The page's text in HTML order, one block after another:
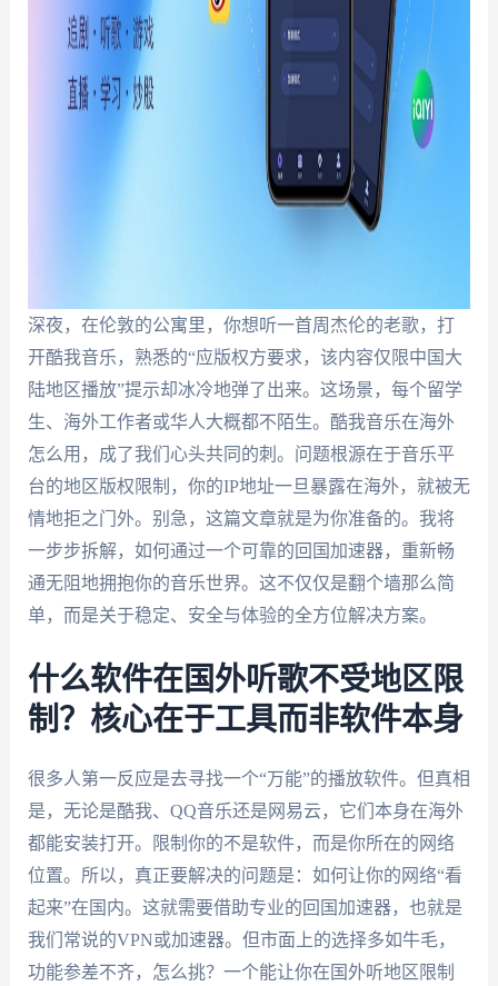
深夜，在伦敦的公寓里，你想听一首周杰伦的老歌，打
开酷我音乐，熟悉的“应版权方要求，该内容仅限中国大
陆地区播放”提示却冰冷地弹了出来。这场景，每个留学
生、海外工作者或华人大概都不陌生。酷我音乐在海外
怎么用，成了我们心头共同的刺。问题根源在于音乐平
台的地区版权限制，你的IP地址一旦暴露在海外，就被无
情地拒之门外。别急，这篇文章就是为你准备的。我将
一步步拆解，如何通过一个可靠的回国加速器，重新畅
通无阻地拥抱你的音乐世界。这不仅仅是翻个墙那么简
单，而是关于稳定、安全与体验的全方位解决方案。
什么软件在国外听歌不受地区限
制？核心在于工具而非软件本身
很多人第一反应是去寻找一个“万能”的播放软件。但真相
是，无论是酷我、QQ音乐还是网易云，它们本身在海外
都能安装打开。限制你的不是软件，而是你所在的网络
位置。所以，真正要解决的问题是：如何让你的网络“看
起来”在国内。这就需要借助专业的回国加速器，也就是
我们常说的VPN或加速器。但市面上的选择多如牛毛，
功能参差不齐，怎么挑？一个能让你在国外听地区限制